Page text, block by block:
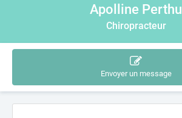
Apolline Perthu
Chiropracteur
Envoyer un message